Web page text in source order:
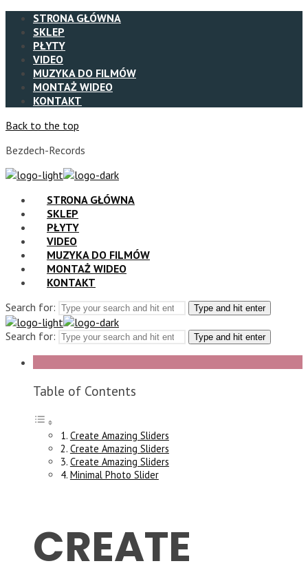
STRONA GŁÓWNA
SKLEP
PŁYTY
VIDEO
MUZYKA DO FILMÓW
MONTAŻ WIDEO
KONTAKT
Back to the top
Bezdech-Records
STRONA GŁÓWNA
SKLEP
PŁYTY
VIDEO
MUZYKA DO FILMÓW
MONTAŻ WIDEO
KONTAKT
Search for:
Type and hit enter
Search for: Type and hit enter
Table of Contents
Create Amazing Sliders
Create Amazing Sliders
Create Amazing Sliders
Minimal Photo Slider
CREATE